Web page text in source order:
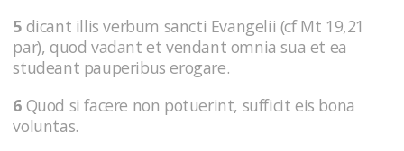
5 dicant illis verbum sancti Evangelii (cf Mt 19,21
par), quod vadant et vendant omnia sua et ea
studeant pauperibus erogare.
6 Quod si facere non potuerint, sufficit eis bona
voluntas.